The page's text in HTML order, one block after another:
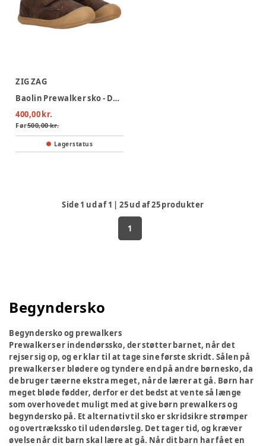
ZIG ZAG
Baolin Prewalker sko - Deep taupe
400,00 kr.
Før500,00 kr.
Lagerstatus
Side 1 ud af1 |25ud af25produkter
1
Begyndersko
Begyndersko og prewalkers
Prewalkers er indendørssko, der støtter barnet, når det
rejser sig op, og er klar til at tage sine første skridt. Sålen på
prewalkers er blødere og tyndere end på andre børnesko, da
de bruger tæerne ekstra meget, når de lærer at gå. Børn har
meget bløde fødder, derfor er det bedst at vente så længe
som overhovedet muligt med at give børn prewalkers og
begyndersko på. Et alternativ til sko er skridsikre strømper
og overtrækssko til udendørsleg. Det tager tid, og kræver
øvelse når dit barn skal lære at gå. Når dit barn har fået en